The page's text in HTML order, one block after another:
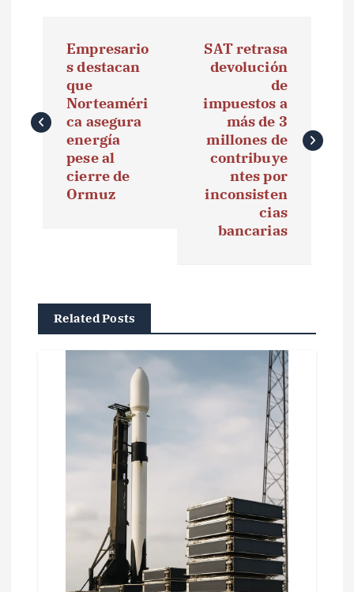
e
Empresario
s destacan
que
Norteaméri
ca asegura
energía
pese al
cierre de
Ormuz
SAT retrasa
devolución
de
impuestos a
más de 3
millones de
contribuye
ntes por
inconsisten
cias
bancarias
Related Posts